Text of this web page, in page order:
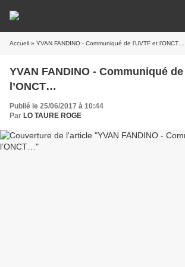
Accueil » YVAN FANDINO - Communiqué de l’UVTF et l’ONCT…
YVAN FANDINO - Communiqué de
l’ONCT…
Publié le 25/06/2017 à 10:44
Par LO TAURE ROGE